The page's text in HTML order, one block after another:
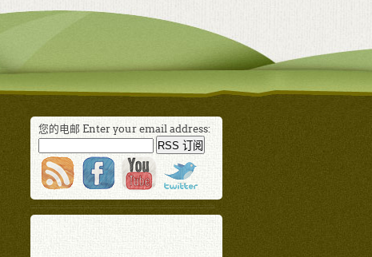
您的电邮 Enter your email address: